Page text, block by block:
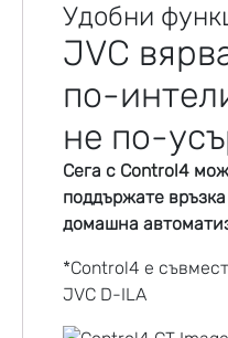
Удобни
JVC
по-
не по-
Сега с Control4
поддържате
домашна
*Control4 е
JVC D-ILA